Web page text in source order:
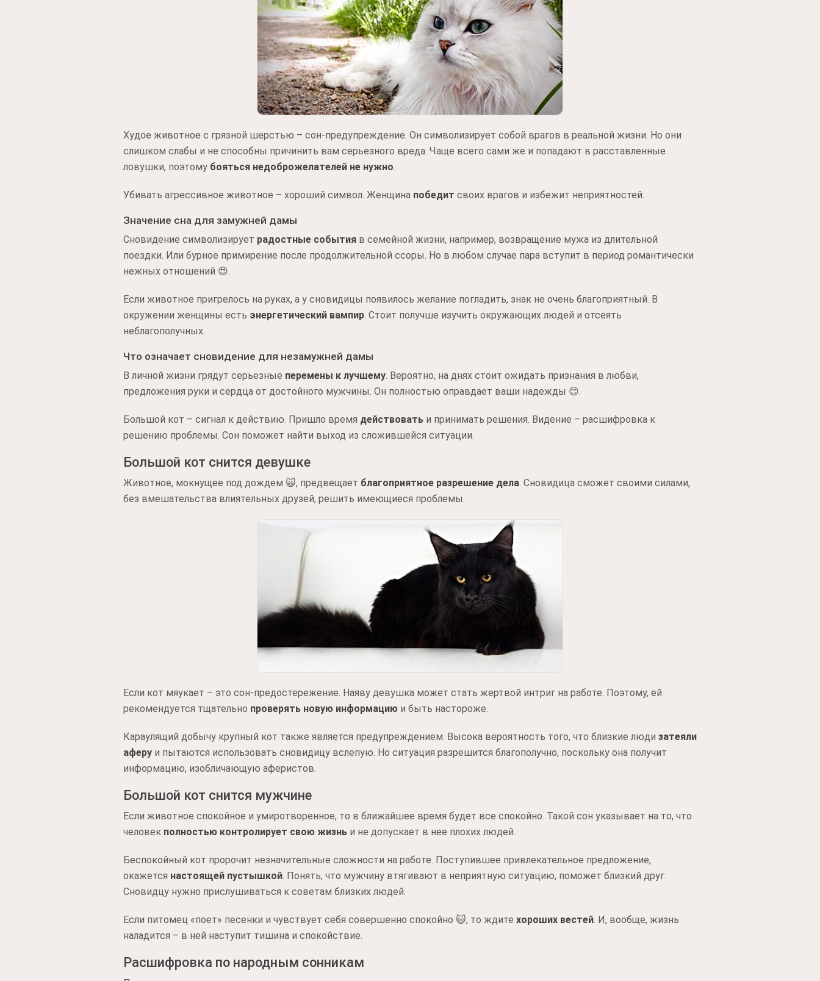
Худое животное с грязной шерстью – сон-предупреждение. Он символизирует собой врагов в реальной жизни. Но они
слишком слабы и не способны причинить вам серьезного вреда. Чаще всего сами же и попадают в расставленные
ловушки, поэтому бояться недоброжелателей не нужно.
Убивать агрессивное животное – хороший символ. Женщина победит своих врагов и избежит неприятностей.
Значение сна для замужней дамы
Сновидение символизирует радостные события в семейной жизни, например, возвращение мужа из длительной
поездки. Или бурное примирение после продолжительной ссоры. Но в любом случае пара вступит в период романтически
нежных отношений 😍.
Если животное пригрелось на руках, а у сновидицы появилось желание погладить, знак не очень благоприятный. В
окружении женщины есть энергетический вампир. Стоит получше изучить окружающих людей и отсеять
неблагополучных.
Что означает сновидение для незамужней дамы
В личной жизни грядут серьезные перемены к лучшему. Вероятно, на днях стоит ожидать признания в любви,
предложения руки и сердца от достойного мужчины. Он полностью оправдает ваши надежды 😊.
Большой кот – сигнал к действию. Пришло время действовать и принимать решения. Видение – расшифровка к
решению проблемы. Сон поможет найти выход из сложившейся ситуации.
Большой кот снится девушке
Животное, мокнущее под дождем 🙀, предвещает благоприятное разрешение дела. Сновидица сможет своими силами,
без вмешательства влиятельных друзей, решить имеющиеся проблемы.
Если кот мяукает – это сон-предостережение. Наяву девушка может стать жертвой интриг на работе. Поэтому, ей
рекомендуется тщательно проверять новую информацию и быть настороже.
Караулящий добычу крупный кот также является предупреждением. Высока вероятность того, что близкие люди затеяли
аферу и пытаются использовать сновидицу вслепую. Но ситуация разрешится благополучно, поскольку она получит
информацию, изобличающую аферистов.
Большой кот снится мужчине
Если животное спокойное и умиротворенное, то в ближайшее время будет все спокойно. Такой сон указывает на то, что
человек полностью контролирует свою жизнь и не допускает в нее плохих людей.
Беспокойный кот пророчит незначительные сложности на работе. Поступившее привлекательное предложение,
окажется настоящей пустышкой. Понять, что мужчину втягивают в неприятную ситуацию, поможет близкий друг.
Сновидцу нужно прислушиваться к советам близких людей.
Если питомец «поет» песенки и чувствует себя совершенно спокойно 😺, то ждите хороших вестей. И, вообще, жизнь
наладится – в ней наступит тишина и спокойствие.
Расшифровка по народным сонникам